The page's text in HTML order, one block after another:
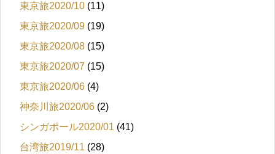
東京旅2020/10 (11)
東京旅2020/09 (19)
東京旅2020/08 (15)
東京旅2020/07 (15)
東京旅2020/06 (4)
神奈川旅2020/06 (2)
シンガポール2020/01 (41)
台湾旅2019/11 (28)